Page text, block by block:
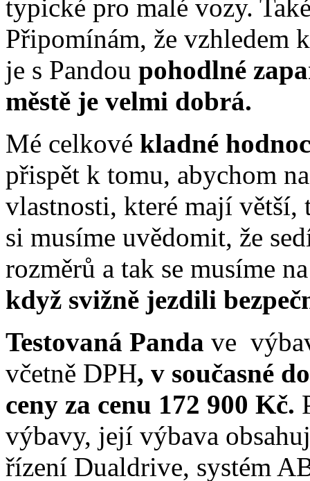
typické pro malé vozy.
Připomínám, že vzhledem
je s Pandou pohodlné
městě je velmi dobrá.
Mé celkové kladné
přispět k tomu, abychom
vlastnosti, které mají
si musíme uvědomit, že
rozměrů a tak se musíme
když svižně jezdili
Testovaná Panda ve
včetně DPH, v současné
ceny za cenu 172 900 Kč.
výbavy, její výbava
řízení Dualdrive, systém